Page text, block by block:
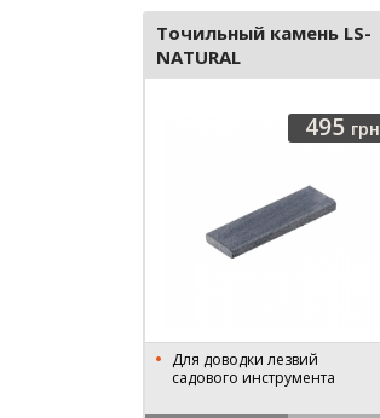
Точильный камень LS-
NATURAL
495 грн
Для доводки лезвий
садового инструмента